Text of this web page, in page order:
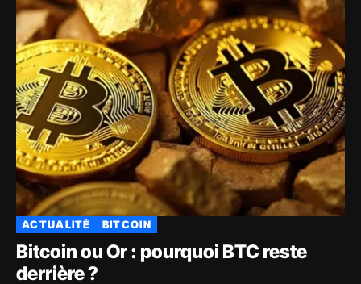
ACTUALITÉ BITCOIN
Bitcoin ou Or : pourquoi BTC reste
derrière ?